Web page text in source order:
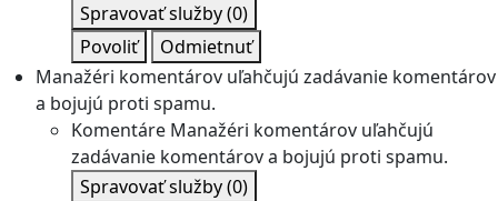
Spravovať služby(0)
Povoliť
Odmietnuť
Manažéri komentárov uľahčujú zadávanie komentárov
a bojujú proti spamu.
Komentáre Manažéri komentárov uľahčujú
zadávanie komentárov a bojujú proti spamu.
Spravovať služby(0)